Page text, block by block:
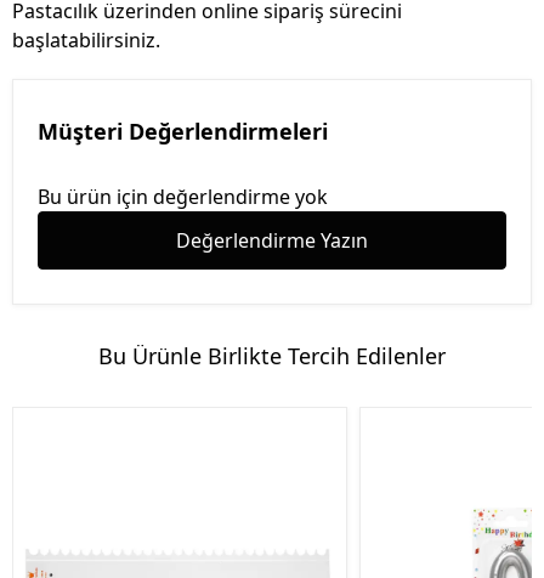
Pastacılık üzerinden online sipariş sürecini
başlatabilirsiniz.
Müşteri Değerlendirmeleri
Bu ürün için değerlendirme yok
Değerlendirme Yazın
Bu Ürünle Birlikte Tercih Edilenler